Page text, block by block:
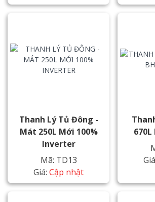
Thanh Lý Tủ Đông -
Mát 250L Mới 100%
Inverter
Mã: TD13
Giá: Cập nhật